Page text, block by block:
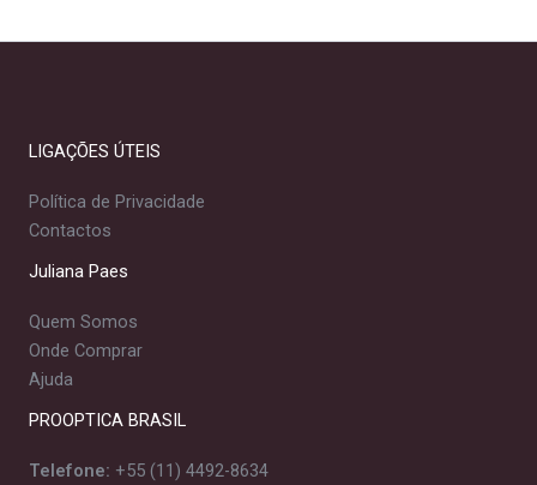
LIGAÇÕES ÚTEIS
Política de Privacidade
Contactos
Juliana Paes
Quem Somos
Onde Comprar
Ajuda
PROOPTICA BRASIL
Telefone: +55 (11) 4492-8634